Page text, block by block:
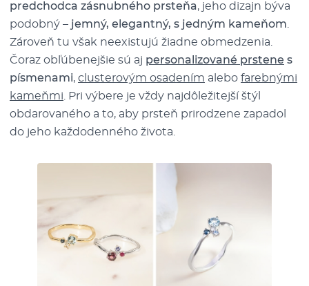
predchodca zásnubného prsteňa, jeho dizajn býva
podobný – jemný, elegantný, s jedným kameňom.
Zároveň tu však neexistujú žiadne obmedzenia.
Čoraz obľúbenejšie sú aj personalizované prstene s
písmenami, clusterovým osadením alebo farebnými
kameňmi. Pri výbere je vždy najdôležitejší štýl
obdarovaného a to, aby prsteň prirodzene zapadol
do jeho každodenného života.